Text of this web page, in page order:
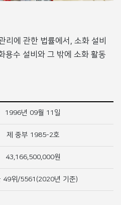
리에 관한 법률에서, 소화 설비
용수 설비와 그 밖에 소화 활동
1996년 09월 11일
제 중부 1985-2호
43,166,500,000원
49위/5561(2020년 기준)